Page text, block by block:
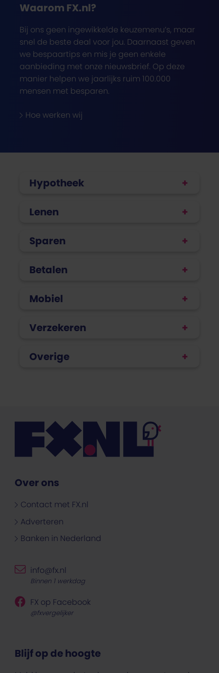
Waarom FX.nl?
Bij ons geen ingewikkelde keuzemenu’s, maar
snel de beste deal voor jou. Daarnaast geven
we bespaartips en mis je geen enkele
aanbieding met onze nieuwsbrief. Op deze
manier helpen we jaarlijks ruim 100.000
mensen met besparen.
Hoe werken wij
Hypotheek
Lenen
Sparen
Betalen
Mobiel
Verzekeren
Overige
Over ons
Contact met FX.nl
Adverteren
Banken in Nederland
Blijf op de hoogte
info@fx.nl
Binnen 1 werkdag
FX op Facebook
@fxvergelijker